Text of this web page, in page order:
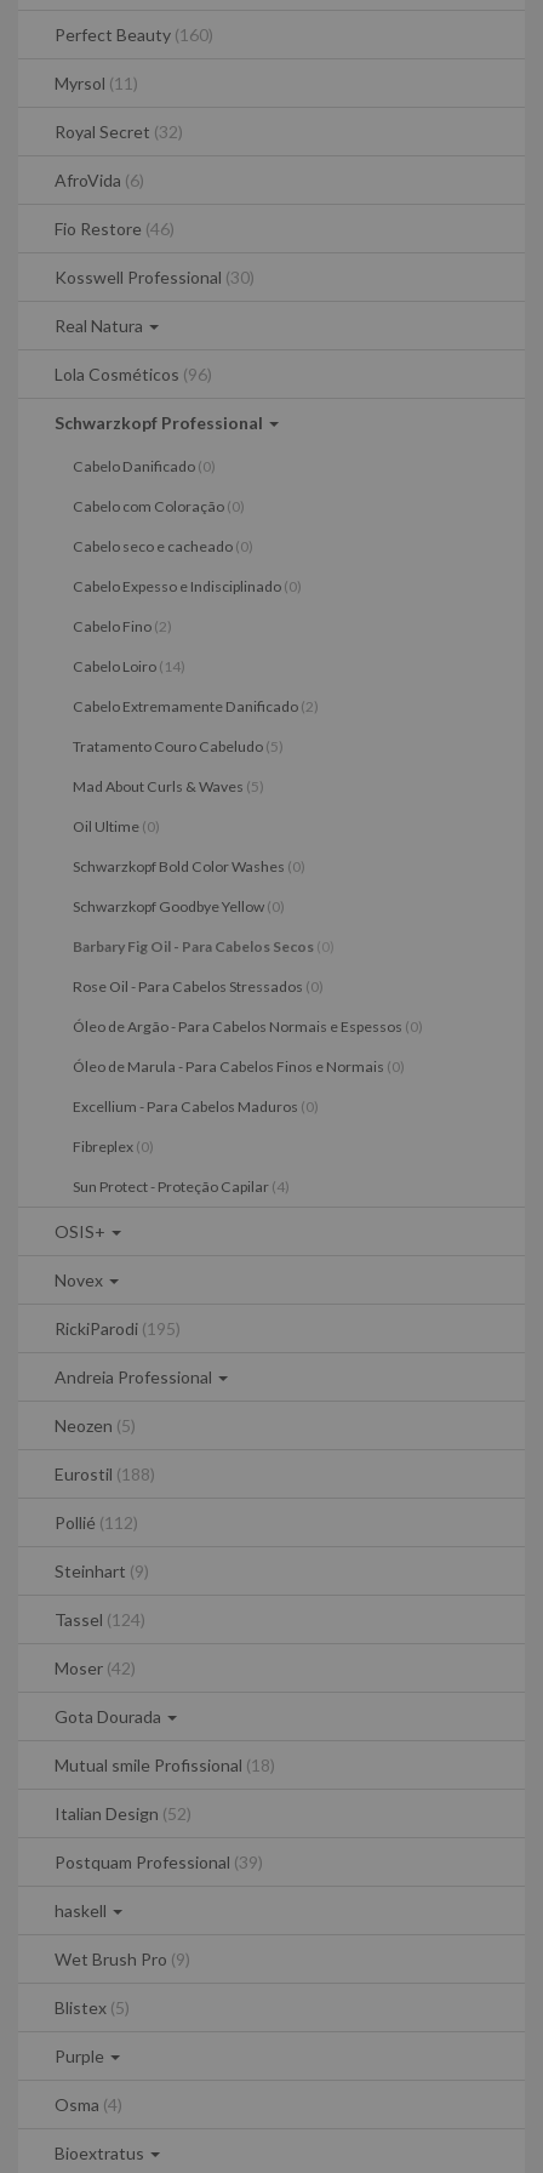
Perfect Beauty (160)
Myrsol (11)
Royal Secret (32)
AfroVida (6)
Fio Restore (46)
Kosswell Professional (30)
Real Natura
Lola Cosméticos (96)
Schwarzkopf Professional
Cabelo Danificado (0)
Cabelo com Coloração (0)
Cabelo seco e cacheado (0)
Cabelo Expesso e Indisciplinado (0)
Cabelo Fino (2)
Cabelo Loiro (14)
Cabelo Extremamente Danificado (2)
Tratamento Couro Cabeludo (5)
Mad About Curls & Waves (5)
Oil Ultime (0)
Schwarzkopf Bold Color Washes (0)
Schwarzkopf Goodbye Yellow (0)
Barbary Fig Oil - Para Cabelos Secos (0)
Rose Oil - Para Cabelos Stressados (0)
Óleo de Argão - Para Cabelos Normais e Espessos (0)
Óleo de Marula - Para Cabelos Finos e Normais (0)
Excellium - Para Cabelos Maduros (0)
Fibreplex (0)
Sun Protect - Proteção Capilar (4)
OSIS+
Novex
RickiParodi (195)
Andreia Professional
Neozen (5)
Eurostil (188)
Pollié (112)
Steinhart (9)
Tassel (124)
Moser (42)
Gota Dourada
Mutual smile Profissional (18)
Italian Design (52)
Postquam Professional (39)
haskell
Wet Brush Pro (9)
Blistex (5)
Purple
Osma (4)
Bioextratus